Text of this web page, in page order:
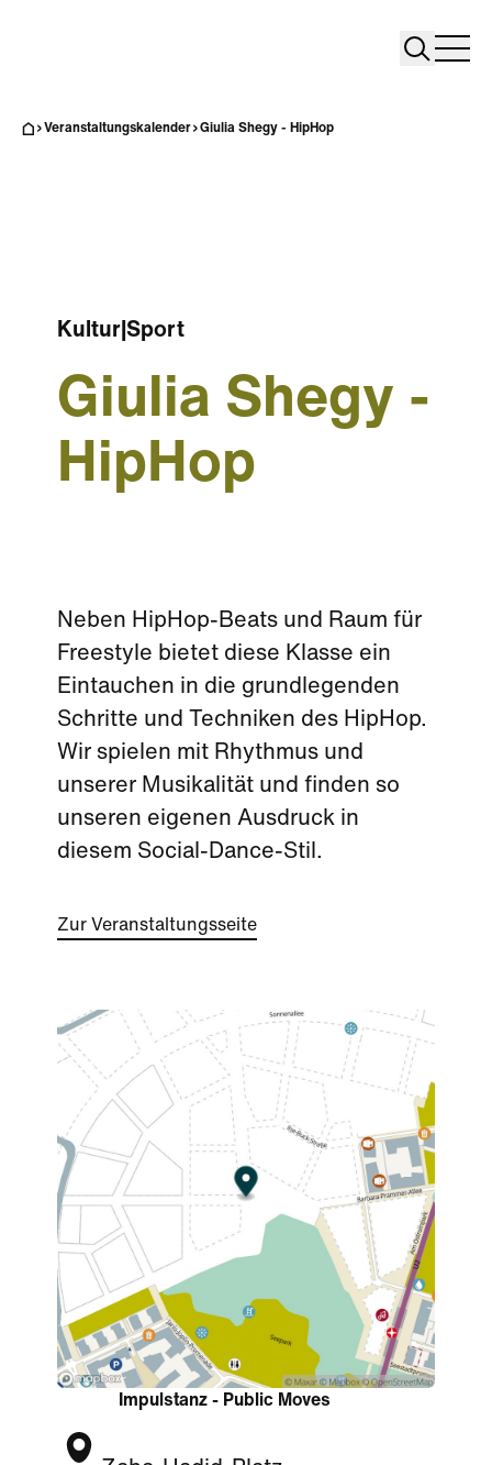
Search
Veranstaltungskalender Giulia Shegy - HipHop
Impulstanz - Public Moves
Kultur Sport
Giulia Shegy -
HipHop
Neben HipHop-Beats und Raum für
Freestyle bietet diese Klasse ein
Eintauchen in die grundlegenden
Schritte und Techniken des HipHop.
Wir spielen mit Rhythmus und
unserer Musikalität und finden so
unseren eigenen Ausdruck in
diesem Social-Dance-Stil.
Zur Veranstaltungsseite